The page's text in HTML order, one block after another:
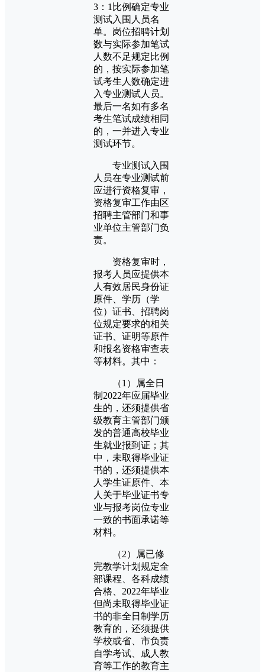
3：1比例确定专业
测试入围人员名
单。岗位招聘计划
数与实际参加笔试
人数不足规定比例
的，按实际参加笔
试考生人数确定进
入专业测试人员。
最后一名如有多名
考生笔试成绩相同
的，一并进入专业
测试环节。
专业测试入围
人员在专业测试前
应进行资格复审，
资格复审工作由区
招聘主管部门和事
业单位主管部门负
责。
资格复审时，
报考人员应提供本
人有效居民身份证
原件、学历（学
位）证书、招聘岗
位规定要求的相关
证书、证明等原件
和报名资格审查表
等材料。其中：
（1）属全日
制2022年应届毕业
生的，还须提供省
级教育主管部门颁
发的普通高校毕业
生就业报到证；其
中，未取得毕业证
书的，还须提供本
人学生证原件、本
人关于毕业证书专
业与报考岗位专业
一致的书面承诺等
材料。
（2）属已修
完教学计划规定全
部课程、各科成绩
合格、2022年毕业
但尚未取得毕业证
书的非全日制学历
教育的，还须提供
学校或省、市负责
自学考试、成人教
育等工作的教育主